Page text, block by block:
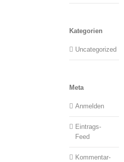
Kategorien
Uncategorized
Meta
Anmelden
Eintrags-
Feed
Kommentar-